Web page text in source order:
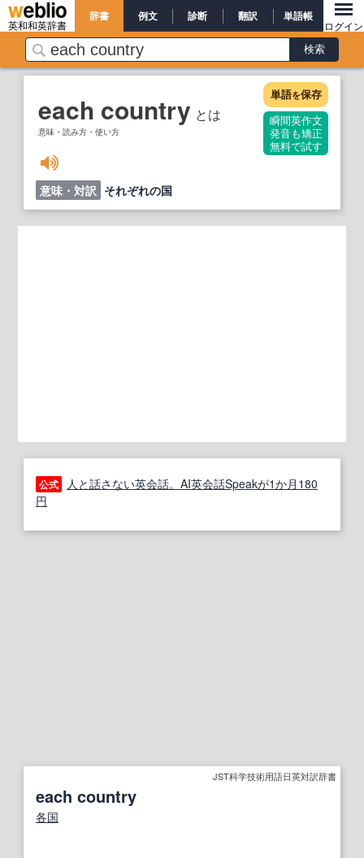
英和和英辞書
辞書 例文 診断 翻訳 単語帳
ログイン
each country とは
意味・読み方・使い方
単語を保存
瞬間英作文
発音も矯正
無料で試す
意味・対訳 それぞれの国
公式
人と話さない英会話。AI英会話Speakが1か月180
円
JST科学技術用語日英対訳辞書
each country
各国